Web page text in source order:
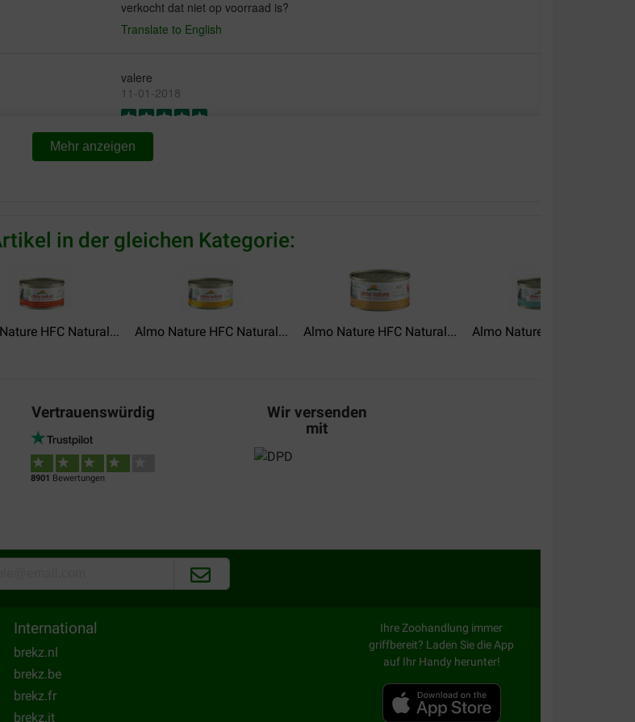
verkocht dat niet op voorraad is?
Translate to English
soucis
valere
11-01-2018
Mes chats adorent... aucuns restes au final :)
Translate to English
Mehr anzeigen
in der gleichen Kategorie:
HFC Natural... Almo Nature HFC Natural... Almo Nature HFC Natural... Almo Nature HFC Jelly...
Vertrauenswürdig
8901 Bewertungen
Wir versenden
mit
International
brekz.nl
brekz.be
brekz.fr
brekz.it
Ihre Zoohandlung immer
griffbereit? Laden Sie die App
auf Ihr Handy herunter!